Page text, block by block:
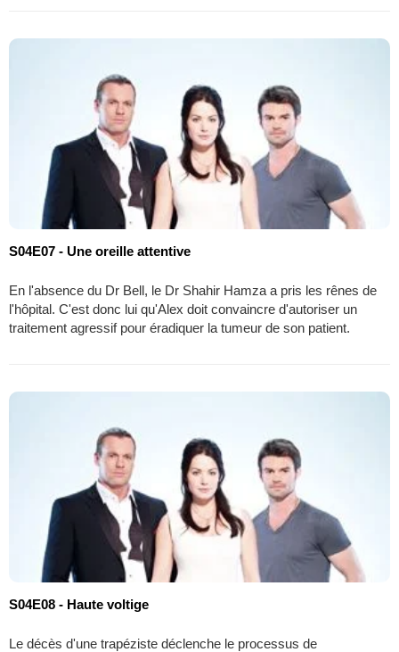
S04E07 - Une oreille attentive
En l'absence du Dr Bell, le Dr Shahir Hamza a pris les rênes de
l'hôpital. C'est donc lui qu'Alex doit convaincre d'autoriser un
traitement agressif pour éradiquer la tumeur de son patient.
S04E08 - Haute voltige
Le décès d'une trapéziste déclenche le processus de